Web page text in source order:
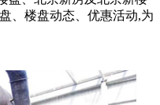
、楼盘动态、优惠活动,为